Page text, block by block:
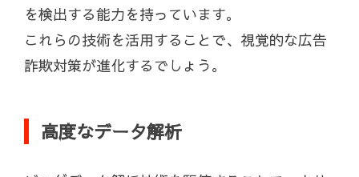
を検出する能力を持っています。
これらの技術を活用することで、視覚的な広告
詐欺対策が進化するでしょう。
高度なデータ解析